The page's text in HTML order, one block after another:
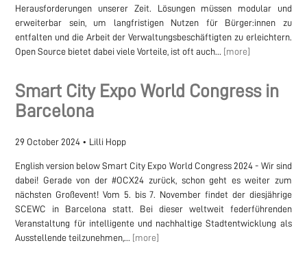
Herausforderungen unserer Zeit. Lösungen müssen modular und
erweiterbar sein, um langfristigen Nutzen für Bürger:innen zu
entfalten und die Arbeit der Verwaltungsbeschäftigten zu erleichtern.
Open Source bietet dabei viele Vorteile, ist oft auch... [more]
Smart City Expo World Congress in
Barcelona
29 October 2024 • Lilli Hopp
English version below Smart City Expo World Congress 2024 - Wir sind
dabei! Gerade von der #OCX24 zurück, schon geht es weiter zum
nächsten Großevent! Vom 5. bis 7. November findet der diesjährige
SCEWC in Barcelona statt. Bei dieser weltweit federführenden
Veranstaltung für intelligente und nachhaltige Stadtentwicklung als
Ausstellende teilzunehmen,... [more]